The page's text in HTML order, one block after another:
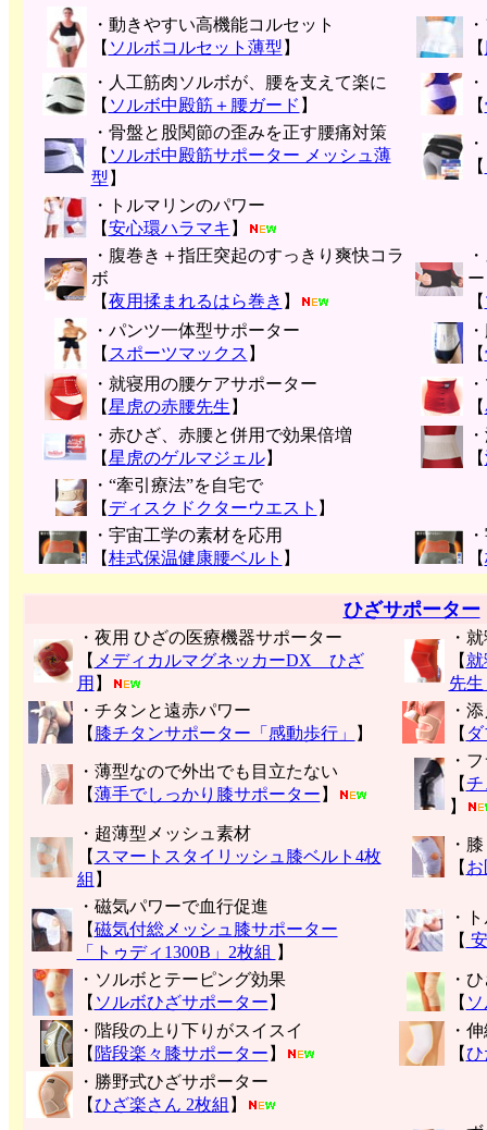
・動きやすい高機能コルセット
【 ソルボコルセット薄型 】
【
・人工筋肉ソルボが、腰を支えて楽に
【 ソルボ中殿筋＋腰ガード 】
【
・骨盤と股関節の歪みを正す腰痛対策
【 ソルボ中殿筋サポーター メッシュ薄
型 】
【
・トルマリンのパワー
【安心環ハラマキ 】
・腹巻き＋指圧突起のすっきり爽快コラ
ボ
【夜用揉まれるはら巻き 】
ー
【
・パンツ一体型サポーター
【 スポーツマックス 】
【
・就寝用の腰ケアサポーター
【星虎の赤腰先生 】
【
・赤ひざ、赤腰と併用で効果倍増
【星虎のゲルマジェル】
【
・“牽引療法”を自宅で
【 ディスクドクターウエスト 】
・宇宙工学の素材を応用
【桂式保温健康腰ベルト 】
【
ひざサポーター
・夜用 ひざの医療機器サポーター
【 メディカルマグネッカーDX ひざ
用 】
・
【
先生
・チタンと遠赤パワー
【 膝チタンサポーター「感動歩行」 】
・
【
・薄型なので外出でも目立たない
【薄手でしっかり膝サポーター 】
・
【チ
】
・超薄型メッシュ素材
【 スマートスタイリッシュ膝ベルト4枚
組 】
・
【
・磁気パワーで血行促進
【磁気付総メッシュ膝サポーター
「トゥディ1300B」2枚組 】
・
【
・ソルボとテーピング効果
【 ソルボひざサポーター 】
・
【
・階段の上り下りがスイスイ
【 階段楽々膝サポーター 】
・
【ひ
・勝野式ひざサポーター
【ひざ楽さん 2枚組 】